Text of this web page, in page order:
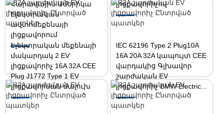
Հարավային Ամերիկա
Էլեկտրական
ավտոմեքենայի
լիցքավորում
լիցքավորիչով
Էլեկտրական մեքենայի
մակարդակ 2 EV
լիցքավորիչ 16A 32A CEE
Plug J1772 Type 1 EV
լիցքավորման մալուխ
IEC 62196 Type 2 Plug10A
16A 20A 32A կապույտ CEE
վարդակից Գլխավոր
շարժական EV
լիցքավորիչ BMW Electric...